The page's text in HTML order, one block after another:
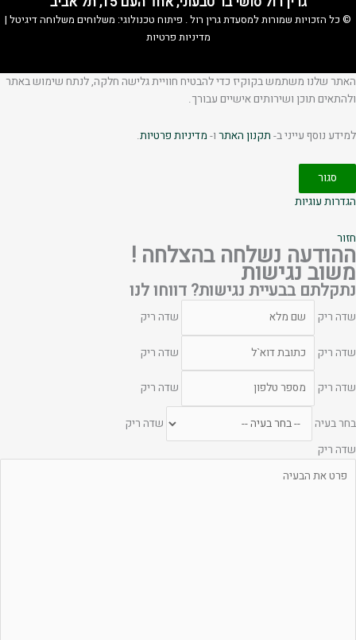
© כל הזכויות שמורות למסעדתגרין רול. פיתוח טכנולוגי: משלוחים משלוחה דיגיטל |
מדיניות פרטיות
האתר שלנו משתמש בקוקיז כדי להבטיח חוויית גלישה חלקה, לנתח שימוש באתר
ולהתאים תוכן ושירותים אישיים עבורך.
למידע נוסף עייני ב- תקנון האתר ו- מדיניות פרטיות.
סגור
הגדרות עוגיות
חזור
ההודעה נשלחה בהצלחה !
משוב נגישות
נתקלתם בבעיית נגישות? דווחו לנו
שדה ריק שדה ריק
שדה ריק שדה ריק
שדה ריק שדה ריק
בחר בעיה
שדה ריק
שדה ריק